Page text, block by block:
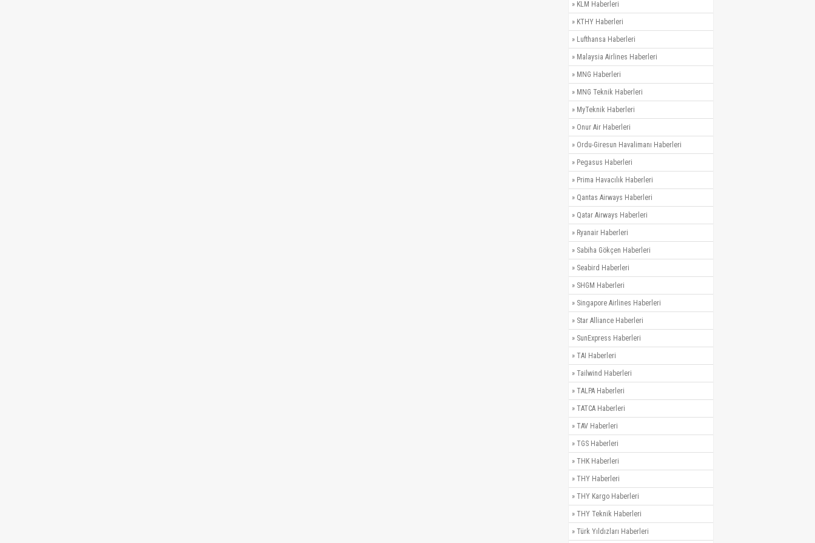
» KLM Haberleri
» KTHY Haberleri
» Lufthansa Haberleri
» Malaysia Airlines Haberleri
» MNG Haberleri
» MNG Teknik Haberleri
» MyTeknik Haberleri
» Onur Air Haberleri
» Ordu-Giresun Havalimanı Haberleri
» Pegasus Haberleri
» Prima Havacılık Haberleri
» Qantas Airways Haberleri
» Qatar Airways Haberleri
» Ryanair Haberleri
» Sabiha Gökçen Haberleri
» Seabird Haberleri
» SHGM Haberleri
» Singapore Airlines Haberleri
» Star Alliance Haberleri
» SunExpress Haberleri
» TAI Haberleri
» Tailwind Haberleri
» TALPA Haberleri
» TATCA Haberleri
» TAV Haberleri
» TGS Haberleri
» THK Haberleri
» THY Haberleri
» THY Kargo Haberleri
» THY Teknik Haberleri
» Türk Yıldızları Haberleri